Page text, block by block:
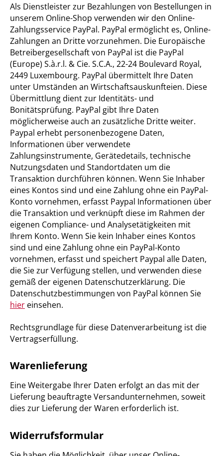
Als Dienstleister zur Bezahlungen von Bestellungen in
unserem Online-Shop verwenden wir den Online-
Zahlungsservice PayPal. PayPal ermöglicht es, Online-
Zahlungen an Dritte vorzunehmen. Die Europäische
Betreibergesellschaft von PayPal ist die PayPal
(Europe) S.à.r.l. & Cie. S.C.A., 22-24 Boulevard Royal,
2449 Luxembourg. PayPal übermittelt Ihre Daten
unter Umständen an Wirtschaftsauskunfteien. Diese
Übermittlung dient zur Identitäts- und
Bonitätsprüfung. PayPal gibt Ihre Daten
möglicherweise auch an zusätzliche Dritte weiter.
Paypal erhebt personenbezogene Daten,
Informationen über verwendete
Zahlungsinstrumente, Gerätedetails, technische
Nutzungsdaten und Standortdaten um die
Transaktion durchführen können. Wenn Sie Inhaber
eines Kontos sind und eine Zahlung ohne ein PayPal-
Konto vornehmen, erfasst Paypal Informationen über
die Transaktion und verknüpft diese im Rahmen der
eigenen Compliance- und Analysetätigkeiten mit
Ihrem Konto. Wenn Sie kein Inhaber eines Kontos
sind und eine Zahlung ohne ein PayPal-Konto
vornehmen, erfasst und speichert Paypal alle Daten,
die Sie zur Verfügung stellen, und verwenden diese
gemäß der eigenen Datenschutzerklärung. Die
Datenschutzbestimmungen von PayPal können Sie
hier einsehen.
Rechtsgrundlage für diese Datenverarbeitung ist die
Vertragserfüllung.
Warenlieferung
Eine Weitergabe Ihrer Daten erfolgt an das mit der
Lieferung beauftragte Versandunternehmen, soweit
dies zur Lieferung der Waren erforderlich ist.
Widerrufsformular